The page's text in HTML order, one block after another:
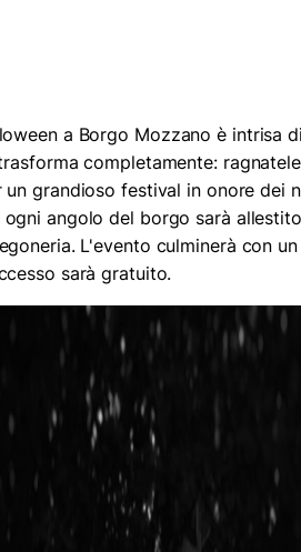
a Borgo Mozzano è intrisa
completamente:
grandioso festival in onore dei
angolo del borgo sarà
L'evento culminerà con
sarà gratuito.